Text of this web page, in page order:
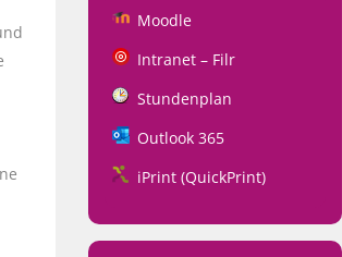
Moodle
Intranet – Filr
Stundenplan
Outlook 365
iPrint (QuickPrint)